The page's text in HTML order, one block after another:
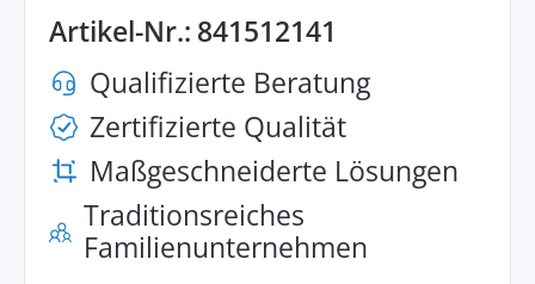
Artikel-Nr.: 841512141
Qualifizierte Beratung
Zertifizierte Qualität
Maßgeschneiderte Lösungen
Traditionsreiches
Familienunternehmen